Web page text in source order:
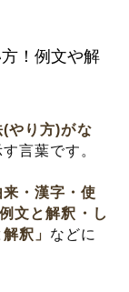
！例文や解
(やり方)がな
す言葉です。
来・漢字・使
文と解釈・し
釈」 などに